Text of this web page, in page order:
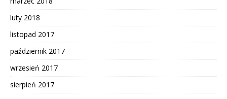
luty 2018
listopad 2017
październik 2017
wrzesień 2017
sierpień 2017